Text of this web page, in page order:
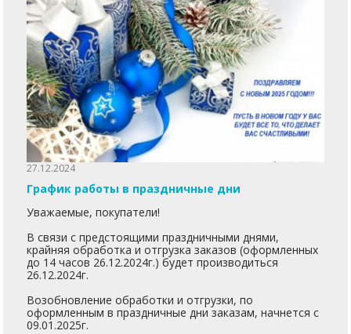
27.12.2024
График работы в праздничные дни
Уважаемые, покупатели!
В связи с предстоящими праздничными днями,
крайняя обработка и отгрузка заказов (оформленных
до 14 часов 26.12.2024г.) будет производиться
26.12.2024г.
Возобновление обработки и отгрузки, по
оформленным в праздничные дни заказам, начнется с
09.01.2025г.